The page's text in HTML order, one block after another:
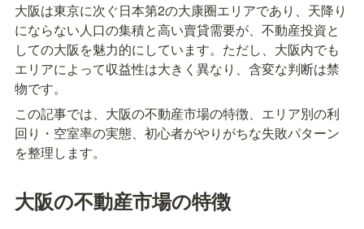
大阪は東京に次ぐ日本第2の大康圈エリアであり、天降り
にならない人口の集積と高い賣貸需要が、不動産投資と
しての大阪を魅力的にしています。ただし、大阪内でも
エリアによって収益性は大きく異なり、含変な判断は禁
物です。
この記事では、大阪の不動産市場の特徴、エリア別の利
回り・空室率の実態、初心者がやりがちな失敗パターン
を整理します。
大阪の不動産市場の特徴